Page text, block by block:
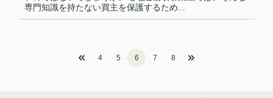
専門知識を持たない買主を保護するため...
4 5 6 7 8